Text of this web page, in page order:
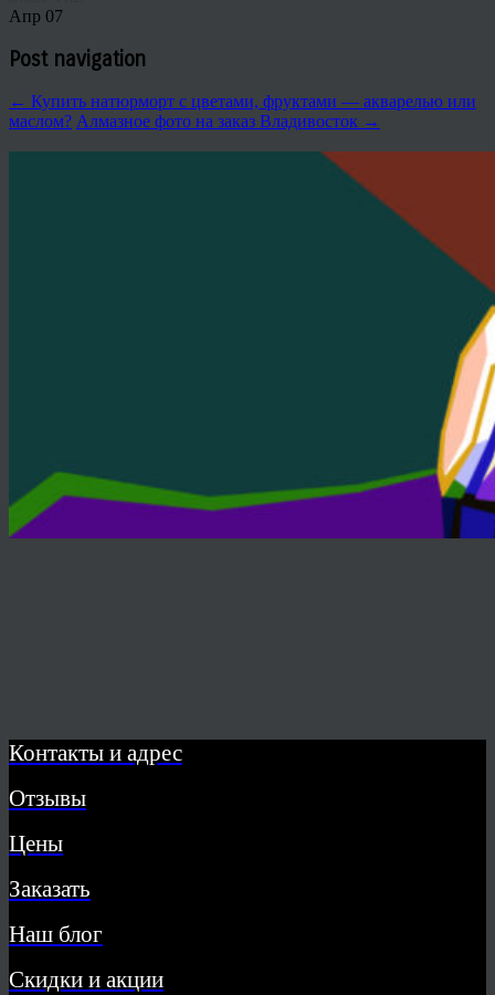
Апр 07
Post navigation
← Купить натюрморт с цветами, фруктами — акварелью или
маслом? Алмазное фото на заказ Владивосток →
Контакты и адрес
Отзывы
Цены
Заказать
Наш блог
Скидки и акции